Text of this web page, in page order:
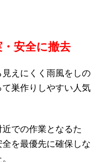
安全に撤去
えにくく雨風をしの
巣作りしやすい人気
での作業となるた
を最優先に確保しな